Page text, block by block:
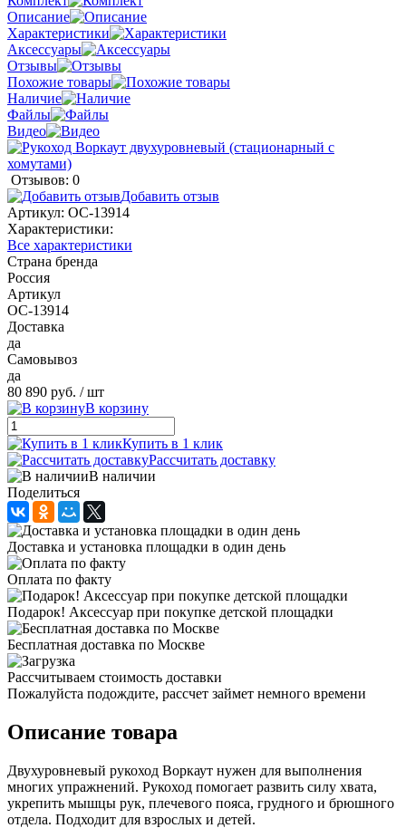
Описание
Характеристики
Аксессуары
Отзывы
Похожие товары
Наличие
Файлы
Видео
Отзывов: 0
Добавить отзыв
Артикул: ОС-13914
Характеристики:
Все характеристики
Страна бренда
Россия
Артикул
ОС-13914
Доставка
да
Самовывоз
да
80 890 руб. / шт
В корзину
Купить в 1 клик
Рассчитать доставку
В наличии
Поделиться
Доставка и установка площадки в один день
Оплата по факту
Подарок! Аксессуар при покупке детской площадки
Бесплатная доставка по Москве
Рассчитываем стоимость доставки
Пожалуйста подождите, рассчет займет немного времени
Описание товара
Двухуровневый рукоход Воркаут нужен для выполнения
многих упражнений. Рукоход помогает развить силу хвата,
укрепить мышцы рук, плечевого пояса, грудного и брюшного
отдела. Подходит для взрослых и детей.